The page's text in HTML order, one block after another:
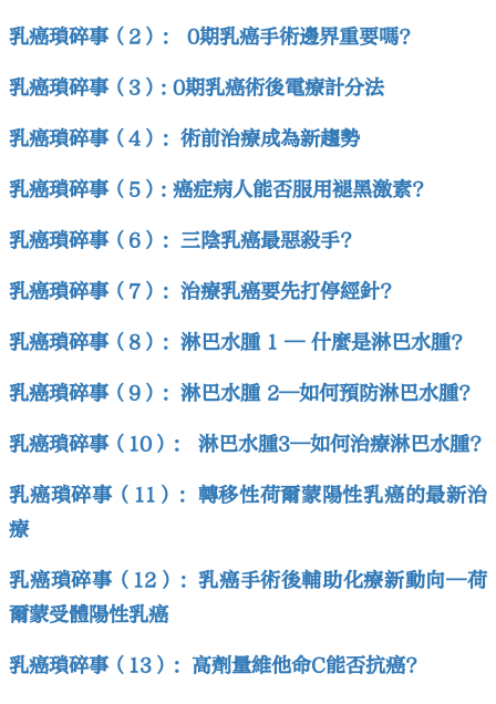
乳癌瑣碎事（2）： 0期乳癌手術邊界重要嗎？
乳癌瑣碎事（3）: 0期乳癌術後電療計分法
乳癌瑣碎事（4）：術前治療成為新趨勢
乳癌瑣碎事（5）: 癌症病人能否服用褪黑激素?
乳癌瑣碎事（6）：三陰乳癌最惡殺手?
乳癌瑣碎事（7）：治療乳癌要先打停經針?
乳癌瑣碎事（8）：淋巴水腫 1 — 什麼是淋巴水腫？
乳癌瑣碎事（9）：淋巴水腫 2—如何預防淋巴水腫?
乳癌瑣碎事（10）： 淋巴水腫3—如何治療淋巴水腫?
乳癌瑣碎事（11）：轉移性荷爾蒙陽性乳癌的最新治
療
乳癌瑣碎事（12）：乳癌手術後輔助化療新動向—荷
爾蒙受體陽性乳癌
乳癌瑣碎事（13）：高劑量維他命C能否抗癌?